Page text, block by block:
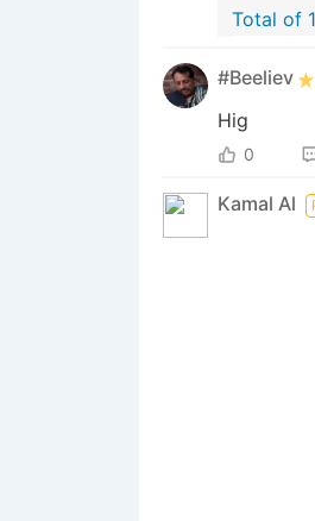
Total of
#Beeliev
Hig
0
Kamal Al